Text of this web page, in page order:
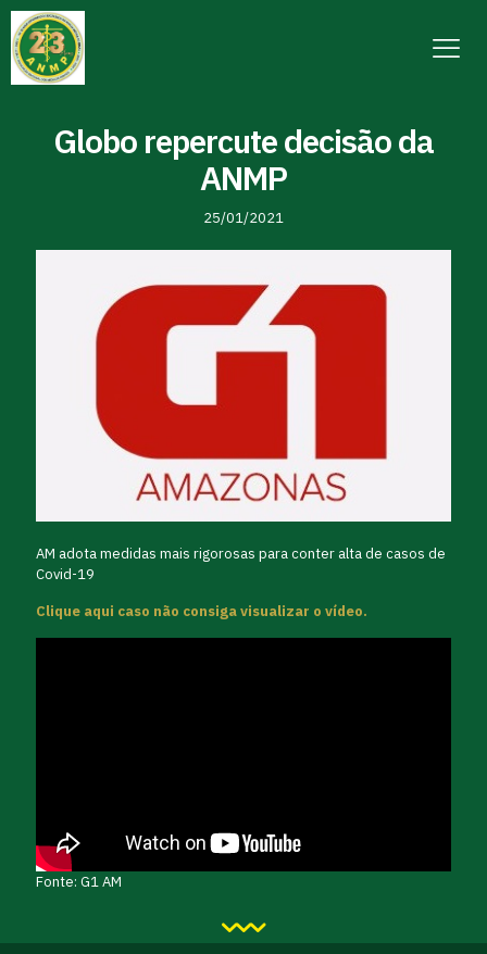
Globo repercute decisão da
ANMP
25/01/2021
AM adota medidas mais rigorosas para conter alta de casos de
Covid-19
Clique aqui caso não consiga visualizar o vídeo.
Fonte: G1 AM